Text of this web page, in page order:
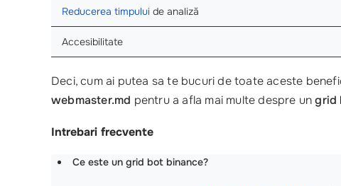
Reducerea timpului de analiză
Accesibilitate
Deci, cum ai putea sa te bucuri de toate aceste
webmaster.md pentru a afla mai multe despre ungrid
Intrebari frecvente
Ce este un grid bot binance?